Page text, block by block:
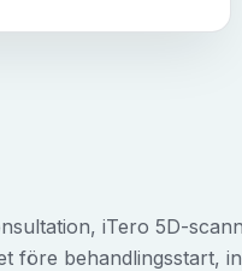
iTero 5D-
före behandlingsstart,